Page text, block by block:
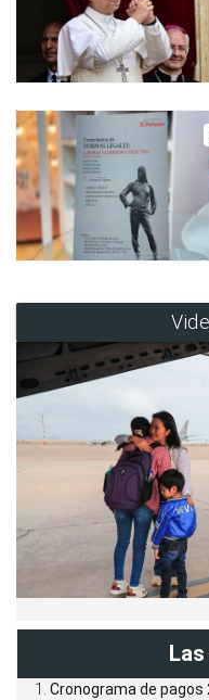
Cronograma de pagos